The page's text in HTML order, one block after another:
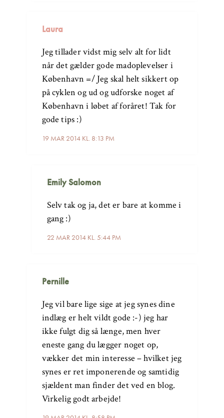
Laura
19 MAR 2014 KL. 8:13 PM
Jeg tillader vidst mig selv alt for lidt
når det gælder gode madoplevelser i
København =/ Jeg skal helt sikkert op
på cyklen og ud og udforske noget af
København i løbet af foråret! Tak for
gode tips :)
Emily Salomon
22 MAR 2014 KL. 5:44 PM
Selv tak og ja, det er bare at komme i
gang :)
Pernille
Jeg vil bare lige sige at jeg synes dine
indlæg er helt vildt gode :-) jeg har
ikke fulgt dig så længe, men hver
eneste gang du lægger noget op,
vækker det min interesse – hvilket jeg
synes er ret imponerende og samtidig
sjældent man finder det ved en blog.
Virkelig godt arbejde!